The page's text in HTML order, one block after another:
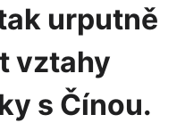
urputně
vztahy
s Čínou.